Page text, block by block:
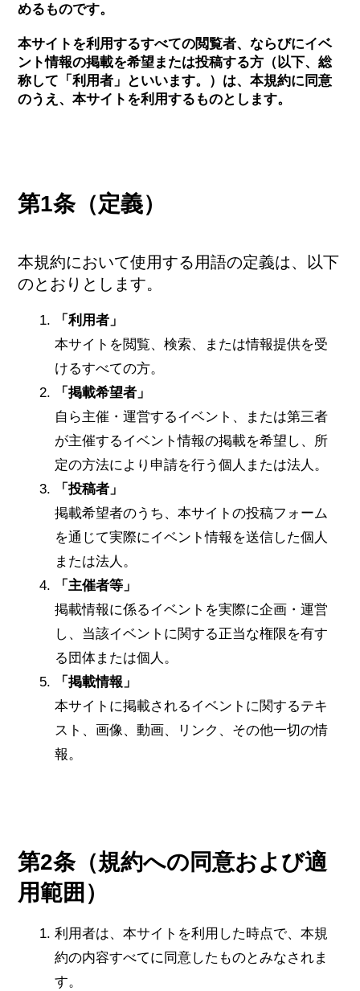
めるものです。
本サイトを利用するすべての閲覧者、ならびにイベ
ント情報の掲載を希望または投稿する方（以下、総
称して「利用者」といいます。）は、本規約に同意
のうえ、本サイトを利用するものとします。
第1条（定義）
本規約において使用する用語の定義は、以下
のとおりとします。
「利用者」
本サイトを閲覧、検索、または情報提供を受
けるすべての方。
「掲載希望者」
自ら主催・運営するイベント、または第三者
が主催するイベント情報の掲載を希望し、所
定の方法により申請を行う個人または法人。
「投稿者」
掲載希望者のうち、本サイトの投稿フォーム
を通じて実際にイベント情報を送信した個人
または法人。
「主催者等」
掲載情報に係るイベントを実際に企画・運営
し、当該イベントに関する正当な権限を有す
る団体または個人。
「掲載情報」
本サイトに掲載されるイベントに関するテキ
スト、画像、動画、リンク、その他一切の情
報。
第2条（規約への同意および適
用範囲）
利用者は、本サイトを利用した時点で、本規
約の内容すべてに同意したものとみなされま
す。